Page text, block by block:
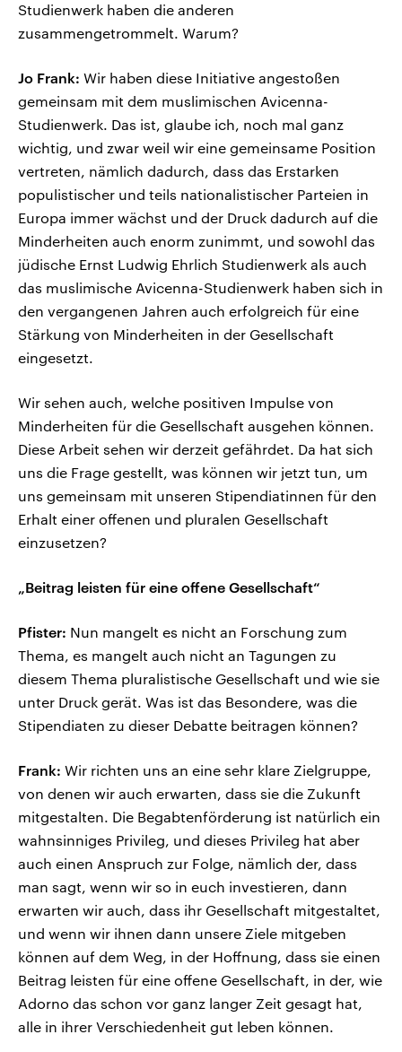
Studienwerk haben die anderen
zusammengetrommelt. Warum?
Jo Frank: Wir haben diese Initiative angestoßen
gemeinsam mit dem muslimischen Avicenna-
Studienwerk. Das ist, glaube ich, noch mal ganz
wichtig, und zwar weil wir eine gemeinsame Position
vertreten, nämlich dadurch, dass das Erstarken
populistischer und teils nationalistischer Parteien in
Europa immer wächst und der Druck dadurch auf die
Minderheiten auch enorm zunimmt, und sowohl das
jüdische Ernst Ludwig Ehrlich Studienwerk als auch
das muslimische Avicenna-Studienwerk haben sich in
den vergangenen Jahren auch erfolgreich für eine
Stärkung von Minderheiten in der Gesellschaft
eingesetzt.
Wir sehen auch, welche positiven Impulse von
Minderheiten für die Gesellschaft ausgehen können.
Diese Arbeit sehen wir derzeit gefährdet. Da hat sich
uns die Frage gestellt, was können wir jetzt tun, um
uns gemeinsam mit unseren Stipendiatinnen für den
Erhalt einer offenen und pluralen Gesellschaft
einzusetzen?
„Beitrag leisten für eine offene Gesellschaft“
Pfister: Nun mangelt es nicht an Forschung zum
Thema, es mangelt auch nicht an Tagungen zu
diesem Thema pluralistische Gesellschaft und wie sie
unter Druck gerät. Was ist das Besondere, was die
Stipendiaten zu dieser Debatte beitragen können?
Frank: Wir richten uns an eine sehr klare Zielgruppe,
von denen wir auch erwarten, dass sie die Zukunft
mitgestalten. Die Begabtenförderung ist natürlich ein
wahnsinniges Privileg, und dieses Privileg hat aber
auch einen Anspruch zur Folge, nämlich der, dass
man sagt, wenn wir so in euch investieren, dann
erwarten wir auch, dass ihr Gesellschaft mitgestaltet,
und wenn wir ihnen dann unsere Ziele mitgeben
können auf dem Weg, in der Hoffnung, dass sie einen
Beitrag leisten für eine offene Gesellschaft, in der, wie
Adorno das schon vor ganz langer Zeit gesagt hat,
alle in ihrer Verschiedenheit gut leben können.